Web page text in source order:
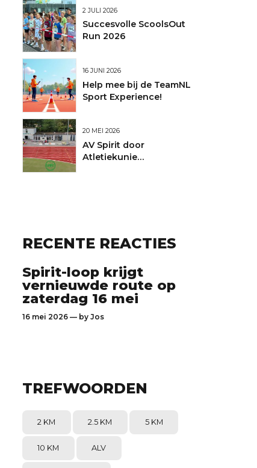
2 JULI 2026
Succesvolle ScoolsOut
Run 2026
16 JUNI 2026
Help mee bij de TeamNL
Sport Experience!
20 MEI 2026
AV Spirit door
Atletiekunie
RECENTE REACTIES
Spirit-loop krijgt
vernieuwde route op
zaterdag 16 mei
16 mei 2026 — by Jos
TREFWOORDEN
2 KM 2.5 KM 5 KM
10 KM ALV